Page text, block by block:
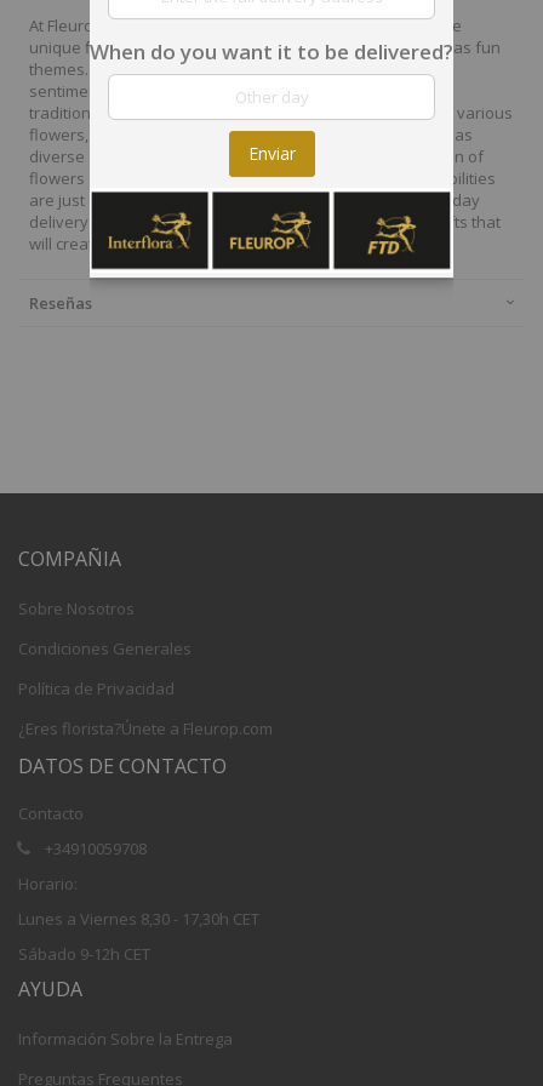
At Fleurop, our skilled floral designers endeavour to create
unique floral designs, with imaginative, thoughtful as well as fun
themes. Each bouquet is personally crafted to conjure the
sentiments you want to convey with the flowers. From a
traditional bouquet of red roses to modern assortment of various
flowers, now it is easier to send different flowers that are as
diverse as your expressions. Choose from a vast collection of
flowers and gift baskets for delivery at Fleurop, the possibilities
are just endless. Surprise your loved ones with the same day
delivery of fresh flowers arrangements and wonderful gifts that
will create memories to last a lifetime.
Reseñas
COMPAÑIA
Sobre Nosotros
Condiciones Generales
Política de Privacidad
¿Eres florista?Únete a Fleurop.com
DATOS DE CONTACTO
Contacto
+34910059708
Horario:
Lunes a Viernes 8,30 - 17,30h CET
Sábado 9-12h CET
AYUDA
Información Sobre la Entrega
Preguntas Frequentes
When do you want it to be delivered?
Enviar